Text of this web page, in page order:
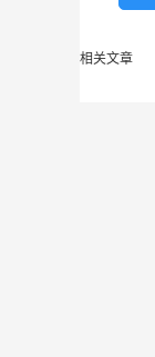
相关文章